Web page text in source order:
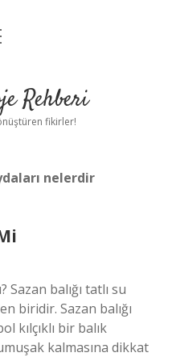
Rehberi
fikirler!
nelerdir
Sazan balığı tatlı su
biridir. Sazan balığı
kılçıklı bir balık
kalmasına dikkat